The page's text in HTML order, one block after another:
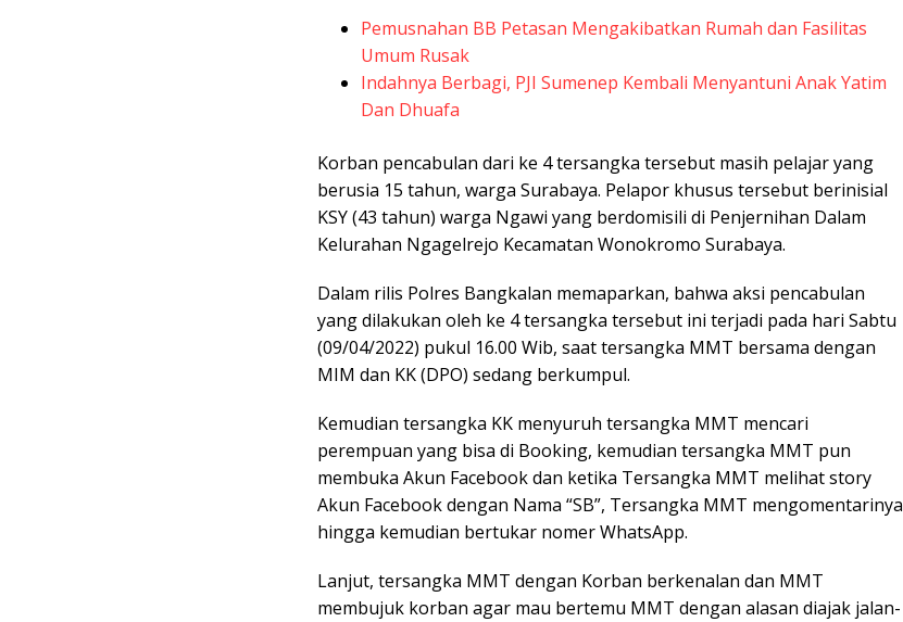
Pemusnahan BB Petasan Mengakibatkan Rumah dan Fasilitas
Umum Rusak
Indahnya Berbagi, PJI Sumenep Kembali Menyantuni Anak Yatim
Dan Dhuafa
Korban pencabulan dari ke 4 tersangka tersebut masih pelajar yang
berusia 15 tahun, warga Surabaya. Pelapor khusus tersebut berinisial
KSY (43 tahun) warga Ngawi yang berdomisili di Penjernihan Dalam
Kelurahan Ngagelrejo Kecamatan Wonokromo Surabaya.
Dalam rilis Polres Bangkalan memaparkan, bahwa aksi pencabulan
yang dilakukan oleh ke 4 tersangka tersebut ini terjadi pada hari Sabtu
(09/04/2022) pukul 16.00 Wib, saat tersangka MMT bersama dengan
MIM dan KK (DPO) sedang berkumpul.
Kemudian tersangka KK menyuruh tersangka MMT mencari
perempuan yang bisa di Booking, kemudian tersangka MMT pun
membuka Akun Facebook dan ketika Tersangka MMT melihat story
Akun Facebook dengan Nama “SB”, Tersangka MMT mengomentarinya
hingga kemudian bertukar nomer WhatsApp.
Lanjut, tersangka MMT dengan Korban berkenalan dan MMT
membujuk korban agar mau bertemu MMT dengan alasan diajak jalan-